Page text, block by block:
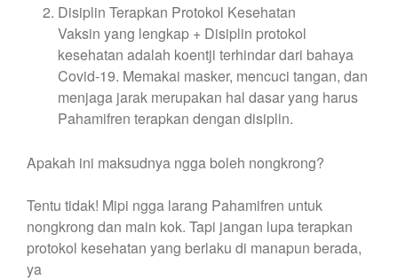
Disiplin Terapkan Protokol Kesehatan
Vaksin yang lengkap + Disiplin protokol
kesehatan adalah koentji terhindar dari bahaya
Covid-19. Memakai masker, mencuci tangan, dan
menjaga jarak merupakan hal dasar yang harus
Pahamifren terapkan dengan disiplin.
Apakah ini maksudnya ngga boleh nongkrong?
Tentu tidak! Mipi ngga larang Pahamifren untuk
nongkrong dan main kok. Tapi jangan lupa terapkan
protokol kesehatan yang berlaku di manapun berada,
ya